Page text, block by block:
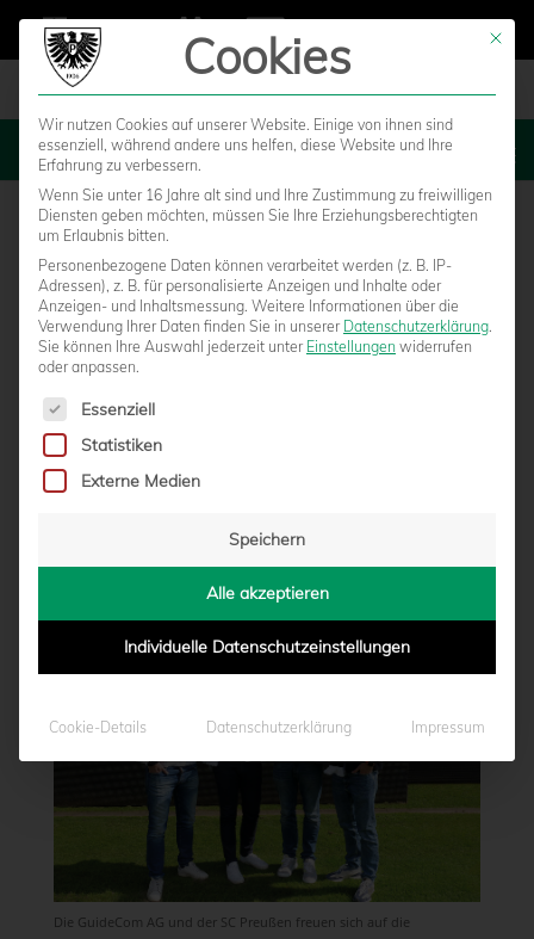
MENU
GUIDECOM AG WIRD EXKLUSIV-PARTNER
vonMoritz Schwegmann|18.07.2023 - 11:00
Die GuideCom AG und der SC Preußen freuen sich auf die
Mit
Cookies
Wir nutzen Cookies auf unserer Website. Einige von ihnen sind
essenziell, während andere uns helfen, diese Website und Ihre
Erfahrung zu verbessern.
Wenn Sie unter 16 Jahre alt sind und Ihre Zustimmung zu freiwilligen
Diensten geben möchten, müssen Sie Ihre Erziehungsberechtigten
um Erlaubnis bitten.
Personenbezogene Daten können verarbeitet werden (z. B. IP-
Adressen), z. B. für personalisierte Anzeigen und Inhalte oder
Anzeigen- und Inhaltsmessung. Weitere Informationen über die
Verwendung Ihrer Daten finden Sie in unserer Datenschutzerklärung.
Sie können Ihre Auswahl jederzeit unter Einstellungen widerrufen
oder anpassen.
Es folgt eine Liste der Service-Gruppen, für die eine
Essenziell
Statistiken
Externe Medien
Speichern
Alle akzeptieren
Individuelle Datenschutzeinstellungen
Cookie-Details Datenschutzerklärung Impressum